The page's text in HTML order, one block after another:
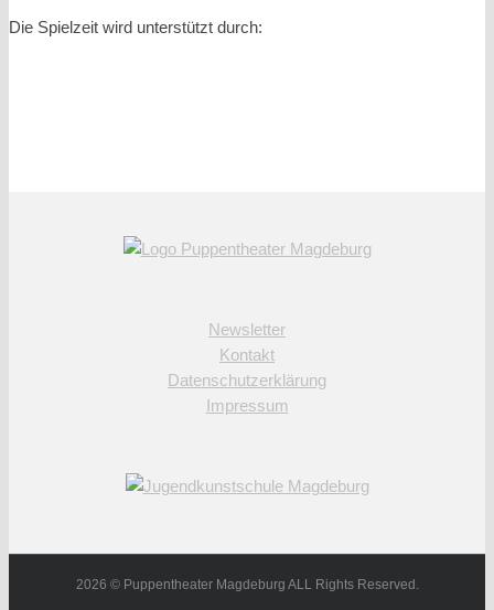
Die Spielzeit wird unterstützt durch:
Newsletter
Kontakt
Datenschutzerklärung
Impressum
2026 © Puppentheater Magdeburg ALL Rights Reserved.